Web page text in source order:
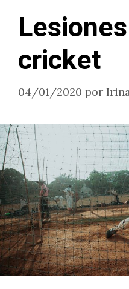
cricket
04/01/2020 por